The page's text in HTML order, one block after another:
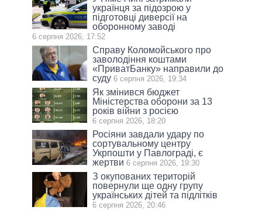
українця за підозрою у
підготовці диверсії на
оборонному заводі
6 серпня 2026, 17:52
Справу Коломойського про
заволодіння коштами
«ПриватБанку» направили до
суду 6 серпня 2026, 19:34
Як змінився бюджет
Міністерства оборони за 13
років війни з росією
6 серпня 2026, 18:20
Росіяни завдали удару по
сортувальному центру
Укрпошти у Павлограді, є
жертви 6 серпня 2026, 19:30
З окупованих територій
повернули ще одну групу
українських дітей та підлітків
6 серпня 2026, 20:46